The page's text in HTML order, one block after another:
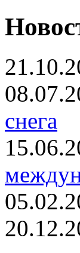
снега